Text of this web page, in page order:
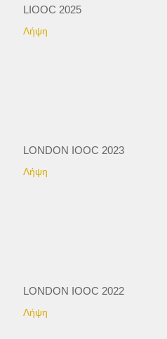
LIOOC 2025
Λήψη
LONDON IOOC 2023
Λήψη
LONDON IOOC 2022
Λήψη